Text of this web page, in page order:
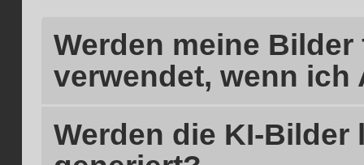
Werden meine
verwendet, wenn ich
Werden die KI-Bilder